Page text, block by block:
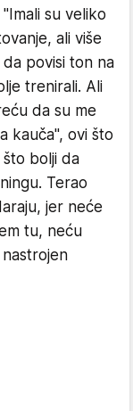
su veliko
ali više
povisi ton na
trenirali. Ali
da su me
kauča", ovi što
bolji da
Terao
jer neće
tu, neću
nastrojen